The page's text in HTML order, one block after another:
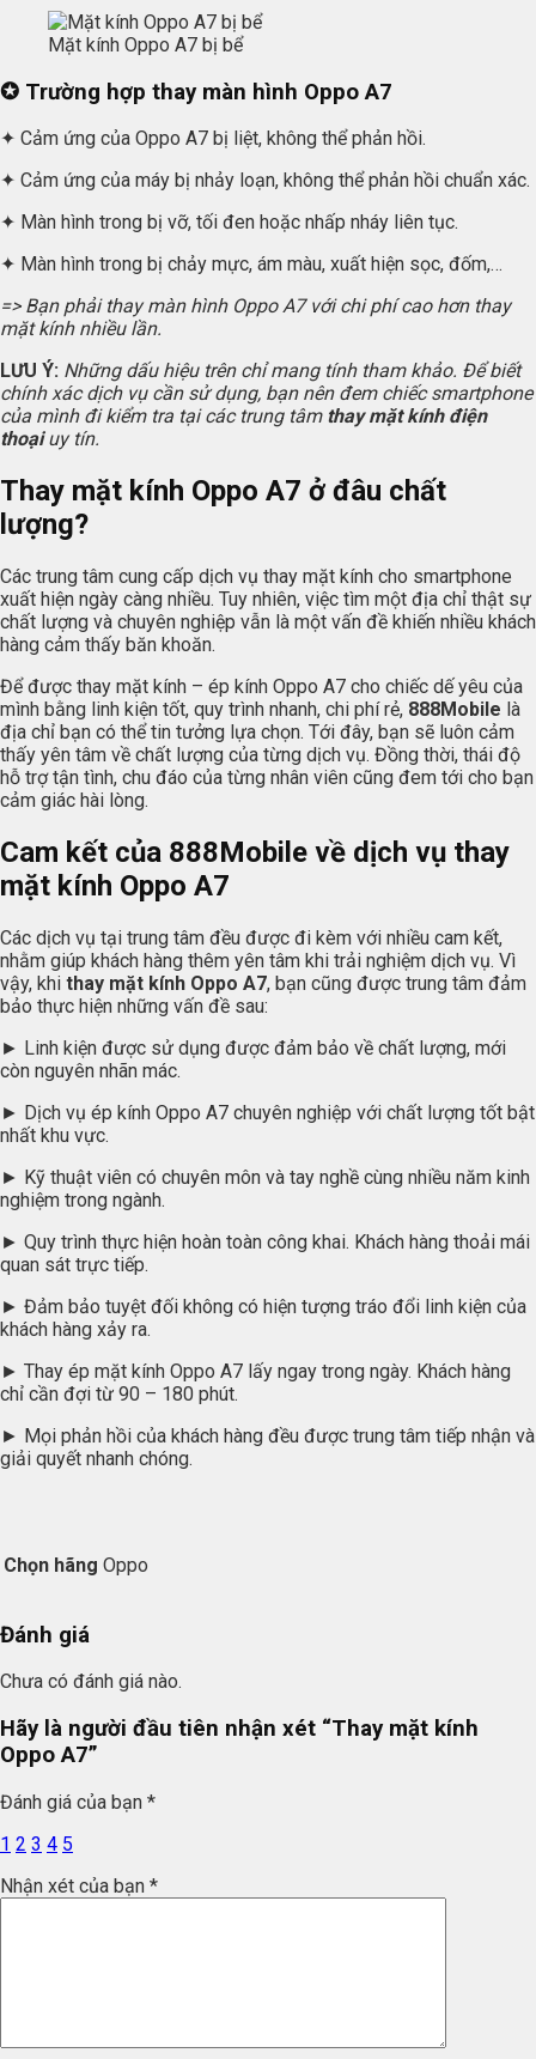
Mặt kính Oppo A7 bị bể
✪ Trường hợp thay màn hình Oppo A7
✦ Cảm ứng của Oppo A7 bị liệt, không thể phản hồi.
✦ Cảm ứng của máy bị nhảy loạn, không thể phản hồi chuẩn xác.
✦ Màn hình trong bị vỡ, tối đen hoặc nhấp nháy liên tục.
✦ Màn hình trong bị chảy mực, ám màu, xuất hiện sọc, đốm,…
=> Bạn phải thay màn hình Oppo A7 với chi phí cao hơn thay
mặt kính nhiều lần.
LƯU Ý: Những dấu hiệu trên chỉ mang tính tham khảo. Để biết
chính xác dịch vụ cần sử dụng, bạn nên đem chiếc smartphone
của mình đi kiểm tra tại các trung tâm thay mặt kính điện
thoạiuy tín.
Thay mặt kính Oppo A7 ở đâu chất
lượng?
Các trung tâm cung cấp dịch vụ thay mặt kính cho smartphone
xuất hiện ngày càng nhiều. Tuy nhiên, việc tìm một địa chỉ thật sự
chất lượng và chuyên nghiệp vẫn là một vấn đề khiến nhiều khách
hàng cảm thấy băn khoăn.
Để được thay mặt kính – ép kính Oppo A7 cho chiếc dế yêu của
mình bằng linh kiện tốt, quy trình nhanh, chi phí rẻ, 888Mobile là
địa chỉ bạn có thể tin tưởng lựa chọn. Tới đây, bạn sẽ luôn cảm
thấy yên tâm về chất lượng của từng dịch vụ. Đồng thời, thái độ
hỗ trợ tận tình, chu đáo của từng nhân viên cũng đem tới cho bạn
cảm giác hài lòng.
Cam kết của 888Mobile về dịch vụ thay
mặt kính Oppo A7
Các dịch vụ tại trung tâm đều được đi kèm với nhiều cam kết,
nhằm giúp khách hàng thêm yên tâm khi trải nghiệm dịch vụ. Vì
vậy, khi thay mặt kính Oppo A7, bạn cũng được trung tâm đảm
bảo thực hiện những vấn đề sau:
► Linh kiện được sử dụng được đảm bảo về chất lượng, mới
còn nguyên nhãn mác.
► Dịch vụ ép kính Oppo A7 chuyên nghiệp với chất lượng tốt bật
nhất khu vực.
► Kỹ thuật viên có chuyên môn và tay nghề cùng nhiều năm kinh
nghiệm trong ngành.
► Quy trình thực hiện hoàn toàn công khai. Khách hàng thoải mái
quan sát trực tiếp.
► Đảm bảo tuyệt đối không có hiện tượng tráo đổi linh kiện của
khách hàng xảy ra.
► Thay ép mặt kính Oppo A7 lấy ngay trong ngày. Khách hàng
chỉ cần đợi từ 90 – 180 phút.
► Mọi phản hồi của khách hàng đều được trung tâm tiếp nhận và
giải quyết nhanh chóng.
Chọn hãng Oppo
Đánh giá
Chưa có đánh giá nào.
Hãy là người đầu tiên nhận xét “Thay mặt kính
Oppo A7”
Đánh giá của bạn *
1 2 3 4 5
Nhận xét của bạn *